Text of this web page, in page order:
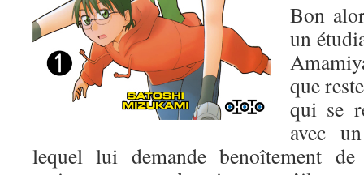
Bon
un
que
qui se
avec
lequel lui demande benoîtement